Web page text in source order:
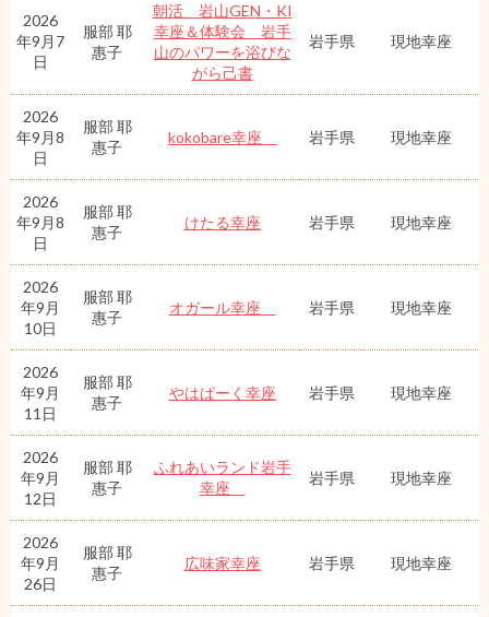
2026
年9月7
日
服部 耶
惠子
朝活 岩山GEN・KI
幸座＆体験会 岩手
山のパワーを浴びな
がら己書
岩手県 現地幸座
2026
年9月8
日
服部 耶
惠子
kokobare幸座 岩手県 現地幸座
2026
年9月8
日
服部 耶
惠子
けたる幸座 岩手県 現地幸座
2026
年9月
10日
服部 耶
惠子
オガール幸座 岩手県 現地幸座
2026
年9月
11日
服部 耶
惠子
やはぱーく幸座 岩手県 現地幸座
2026
年9月
12日
服部 耶
惠子
ふれあいランド岩手
幸座
岩手県 現地幸座
2026
年9月
26日
服部 耶
惠子
広味家幸座 岩手県 現地幸座